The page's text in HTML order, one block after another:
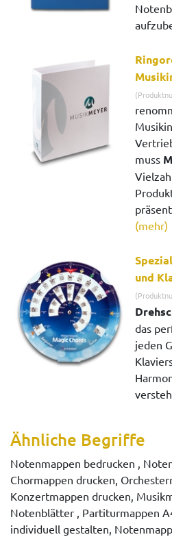
muss
(mehr)
und
das
jeden
Ähnliche Begriffe
Notenmappen bedrucken ,
Chormappen drucken,
Konzertmappen drucken,
Notenblätter , Partiturmappen
individuell gestalten,